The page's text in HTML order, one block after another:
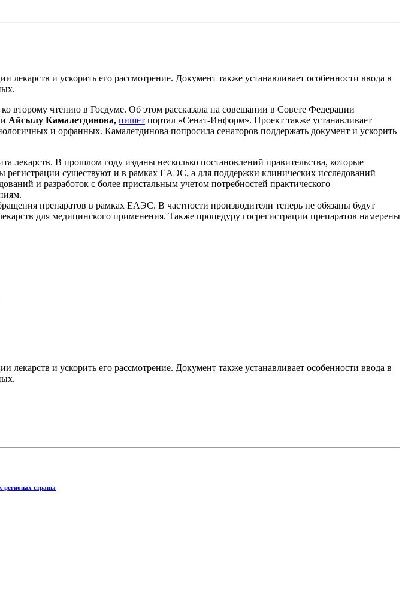
и ускорить его рассмотрение. Документ также устанавливает особенности ввода в
второму чтению в Госдуме. Об этом рассказала на совещании в Совете Федерации
Айсылу Камалетдинова, пишет портал «Сенат-Информ». Проект также устанавливает
и орфанных. Камалетдинова попросила сенаторов поддержать документ и ускорить
лекарств. В прошлом году изданы несколько постановлений правительства, которые
регистрации существуют и в рамках ЕАЭС, а для поддержки клинических исследований
и разработок с более пристальным учетом потребностей практического
препаратов в рамках ЕАЭС. В частности производители теперь не обязаны будут
для медицинского применения. Также процедуру госрегистрации препаратов намерены
и ускорить его рассмотрение. Документ также устанавливает особенности ввода в
регионах страны